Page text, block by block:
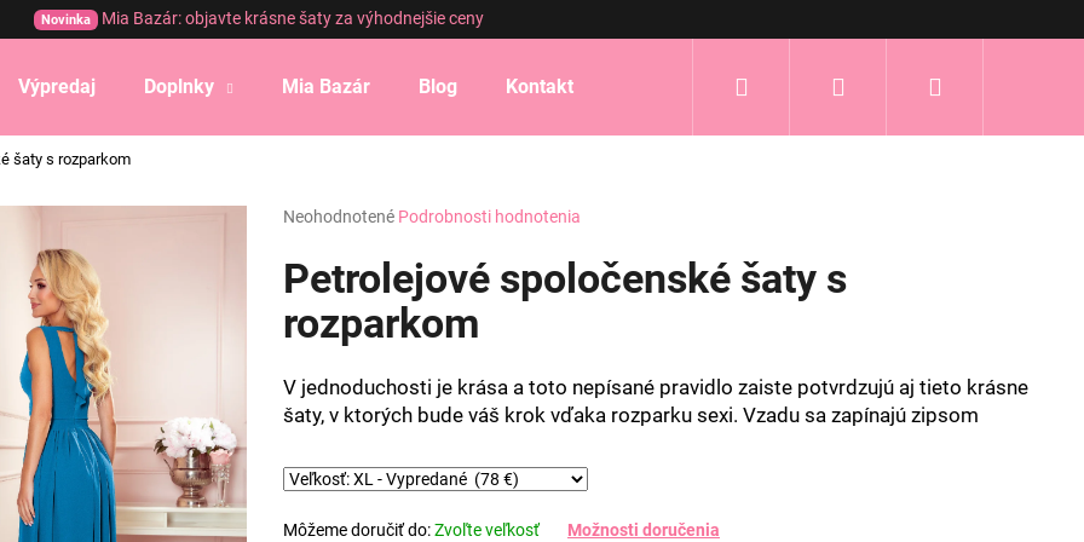
Novinka Mia Bazár: objavte krásne šaty za výhodnejšie ceny
Výpredaj Doplnky Mia Bazár Blog Kontakt Prihlásenie
šaty s rozparkom
Priemerné
produktu
je
hviezdičiek.
Neohodnotené Podrobnosti hodnotenia
Petrolejové spoločenské šaty s
rozparkom
V jednoduchosti je krása a toto nepísané pravidlo zaiste potvrdzujú aj tieto krásne
šaty, v ktorých bude váš krok vďaka rozparku sexi. Vzadu sa zapínajú zipsom
Môžeme doručiť do:Zvoľte veľkosť Možnosti doručenia
Čo potrebujete nájsť?
HĽADAŤ
Odporúčame